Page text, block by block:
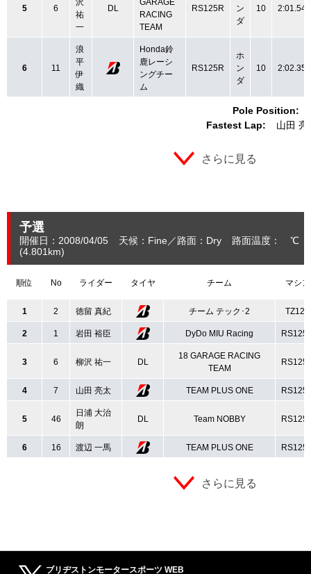
Pole Position:
Fastest Lap:
山田 亮
5 6
沢
祐
一
DL
GARAGE
RACING
TEAM
RS125R
ン
ダ
10 2:01.546
6 11
浪
平
伊
織
Honda鈴
鹿レーシ
ングチー
ム
RS125R
ホ
ン
ダ
10 2:02.355
さらに見る
予選
開催日：2008/04/05 天候：Fine 路面：Dry
路面温度： ℃
(4.801 km)
順位 No ライダー タイヤ チーム マシン
1 2 徳留 真紀 チーム テック･2 TZ125
2 1 岩田 裕臣 DyDo MIU Racing
3 6 柳沢 祐一 DL
18 GARAGE RACING
TEAM
4 7 山田 亮太 TEAM PLUS ONE
5 46
日浦 大治
朗
DL Team NOBBY
6 16 渡辺 一馬 TEAM PLUS ONE
さらに見る
ブリヂストンモータースポーツ WEB